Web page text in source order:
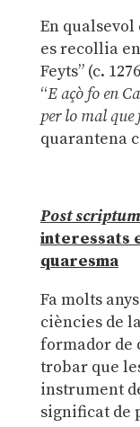
En qualsevol
es recollia
Feyts” (c.
“E açò fo en
per lo mal que
quarantena
Post scriptum
interessats
quaresma
Fa molts
ciències de
formador de
trobar que
instrument
significat de